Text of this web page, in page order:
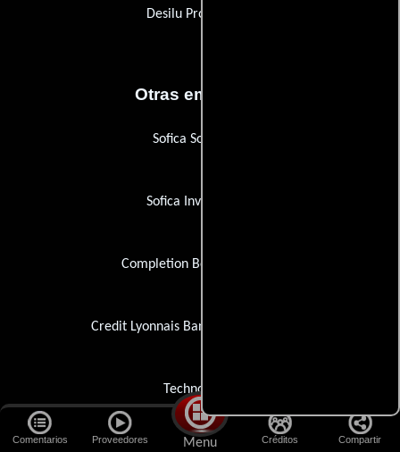
Comentarios Proveedores Menu Créditos Compartir
Desilu Productions
Otras empresas
Sofica Sofinergie
Sofica Investimage
Completion Bond Company
Credit Lyonnais Bank (Nederland) N.V.
Technovision